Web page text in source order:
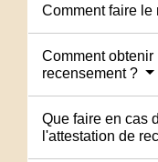
Comment faire le
Comment obtenir
recensement ?
Que faire en cas
l'attestation de